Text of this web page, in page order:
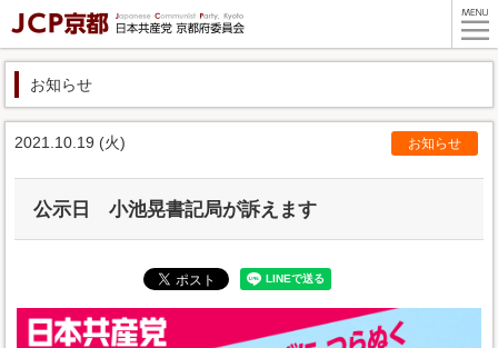
お知らせ
2021.10.19 (火) お知らせ
公示日 小池晃書記局が訴えます